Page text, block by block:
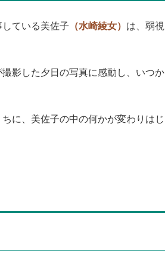
ている美佐子 （水崎綾女） は、弱視
影した夕日の写真に感動し、いつか
に、美佐子の中の何かが変わりはじ